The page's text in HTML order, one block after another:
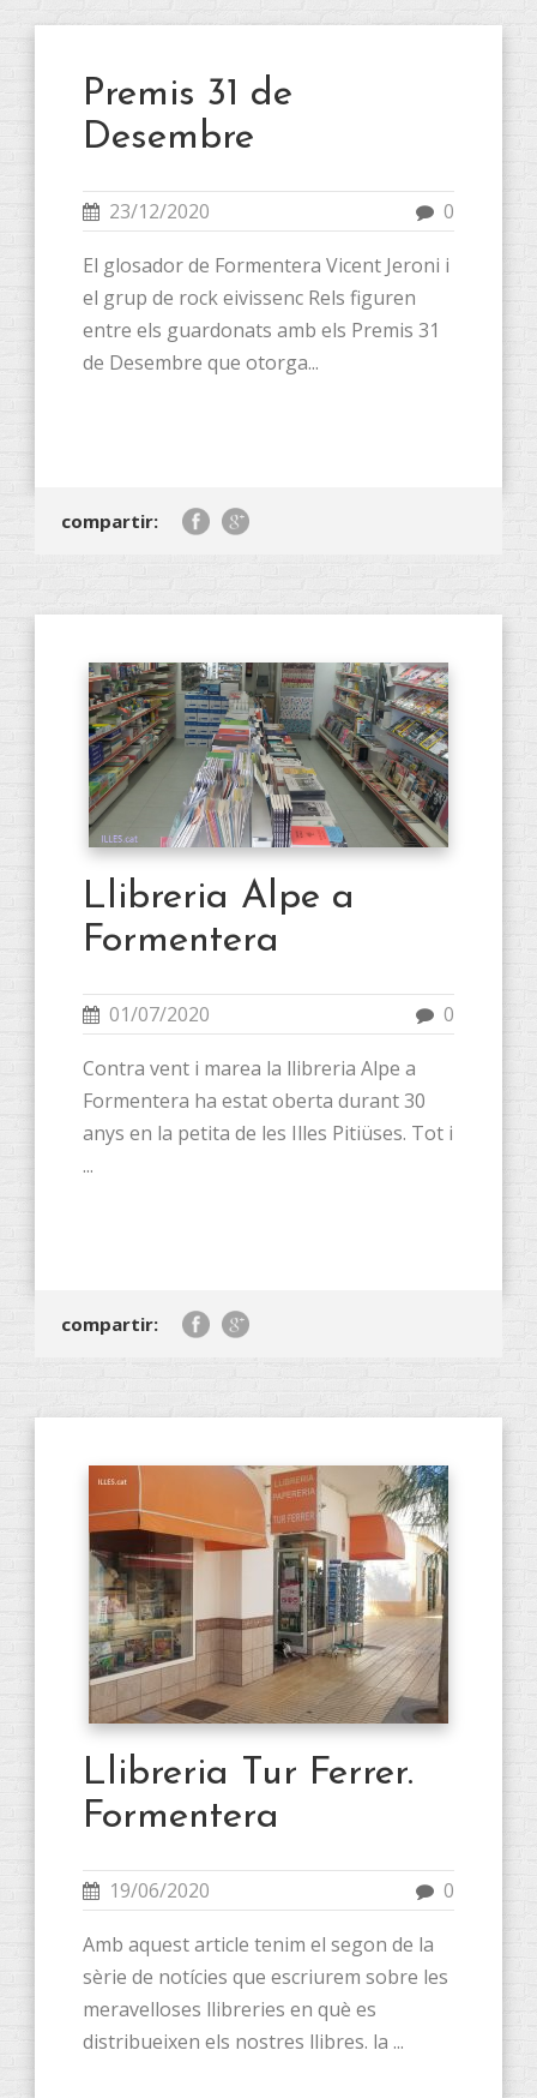
Premis 31 de
Desembre
23/12/2020 0
El glosador de Formentera Vicent Jeroni i
el grup de rock eivissenc Rels figuren
entre els guardonats amb els Premis 31
de Desembre que otorga...
compartir:
Llibreria Alpe a
Formentera
01/07/2020 0
Contra vent i marea la llibreria Alpe a
Formentera ha estat oberta durant 30
anys en la petita de les Illes Pitiüses. Tot i
...
compartir:
Llibreria Tur Ferrer.
Formentera
19/06/2020 0
Amb aquest article tenim el segon de la
sèrie de notícies que escriurem sobre les
meravelloses llibreries en què es
distribueixen els nostres llibres. la ...